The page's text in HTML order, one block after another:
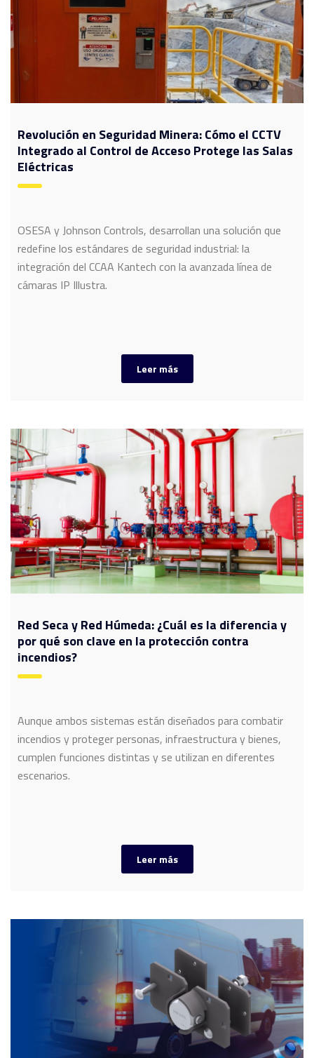
Revolución en Seguridad Minera: Cómo el CCTV
Integrado al Control de Acceso Protege las Salas
Eléctricas
OSESA y Johnson Controls, desarrollan una solución que
redefine los estándares de seguridad industrial: la
integración del CCAA Kantech con la avanzada línea de
cámaras IP Illustra.
Leer más
Red Seca y Red Húmeda: ¿Cuál es la diferencia y
por qué son clave en la protección contra
incendios?
Aunque ambos sistemas están diseñados para combatir
incendios y proteger personas, infraestructura y bienes,
cumplen funciones distintas y se utilizan en diferentes
escenarios.
Leer más